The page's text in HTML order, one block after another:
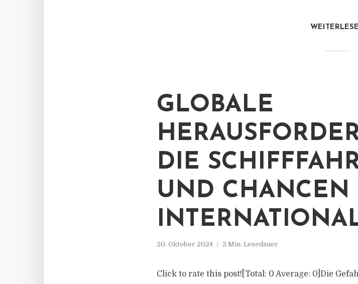
GLOBALE
DIE
UND CHANCEN
20. Oktober 2024 2 Min. Lesedauer
Click to rate this post![Total: 0 Average: 0]Die